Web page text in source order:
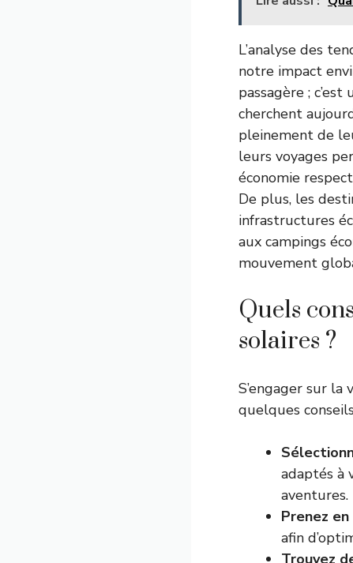
L’analyse des
notre impact
passagère ;
cherchent
pleinement de
leurs voyages
économie
De plus, les
infrastructures
aux campings
mouvement
Quels
solaires ?
S’engager sur
quelques
adaptés à
aventures.
Prenez
afin